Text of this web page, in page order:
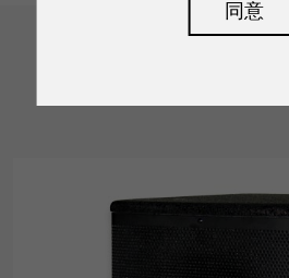
相關產品
同意